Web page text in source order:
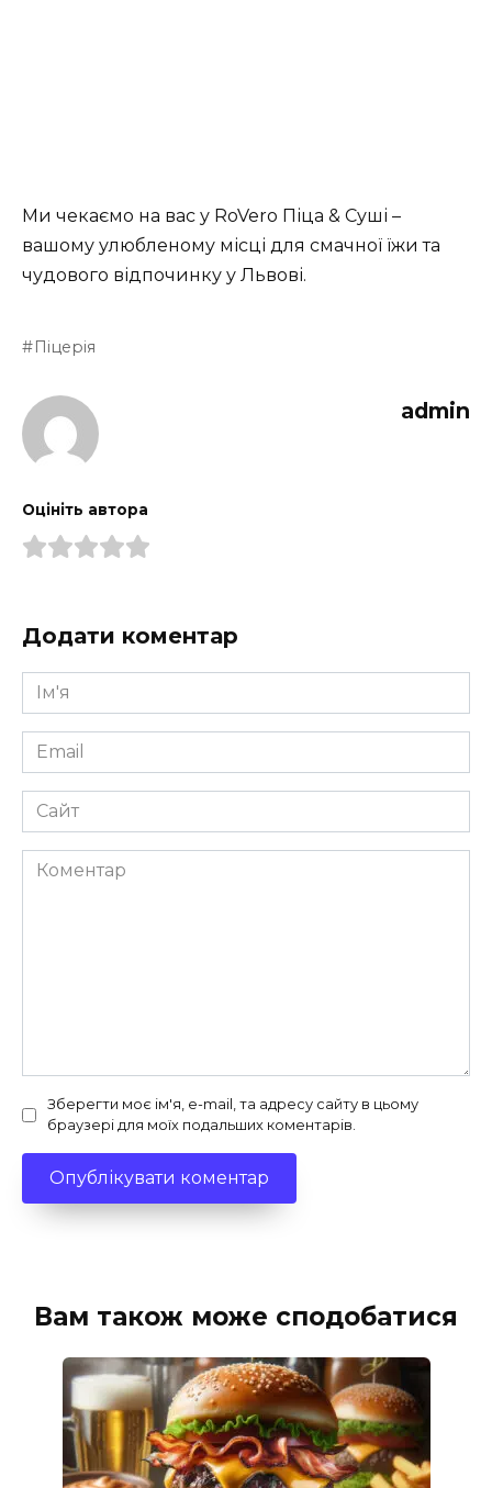
Ми чекаємо на вас у RoVero Піца & Суші –
вашому улюбленому місці для смачної їжи та
чудового відпочинку у Львові.
Піцерія
admin
Оцініть автора
Додати коментар
Ім'я
*
Email
*
Сайт
Коментар
Зберегти моє ім'я, e-mail, та адресу сайту в цьому
браузері для моїх подальших коментарів.
Вам також може сподобатися